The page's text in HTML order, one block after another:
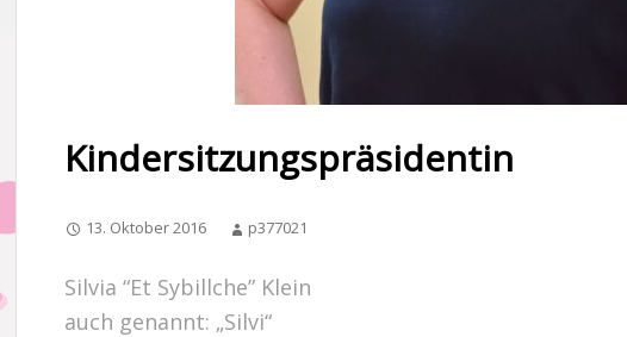
Kindersitzungspräsidentin
13. Oktober 2016 p377021
Silvia “Et Sybillche” Klein
auch genannt: „Silvi“